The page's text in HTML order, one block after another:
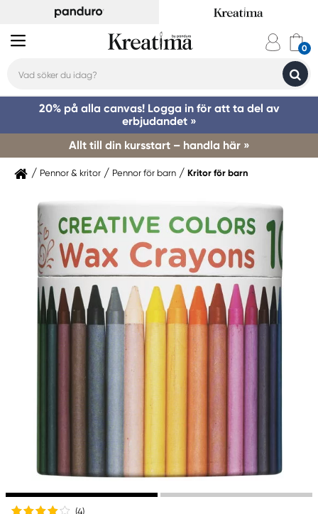
20% på alla canvas! Logga in för att ta del av
erbjudandet »
Allt till din kursstart – handla här »
Pennor & kritor Pennor för barn Kritor för barn
(4)